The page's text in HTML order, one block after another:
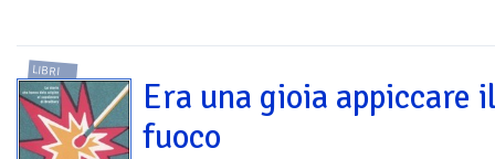
LIBRI
Era una gioia appiccare
fuoco